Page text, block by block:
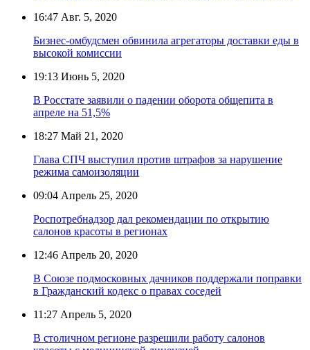
16:47 Авг. 5, 2020
Бизнес-омбудсмен обвинила агрегаторы доставки еды в
высокой комиссии
19:13 Июнь 5, 2020
В Росстате заявили о падении оборота общепита в
апреле на 51,5%
18:27 Май 21, 2020
Глава СПЧ выступил против штрафов за нарушение
режима самоизоляции
09:04 Апрель 25, 2020
Роспотребнадзор дал рекомендации по открытию
салонов красоты в регионах
12:46 Апрель 20, 2020
В Союзе подмосковных дачников поддержали поправки
в Гражданский кодекс о правах соседей
11:27 Апрель 5, 2020
В столичном регионе разрешили работу салонов